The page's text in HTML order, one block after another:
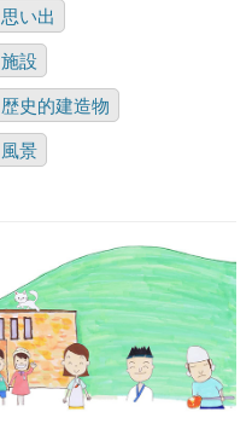
思い出
施設
歴史的建造物
風景